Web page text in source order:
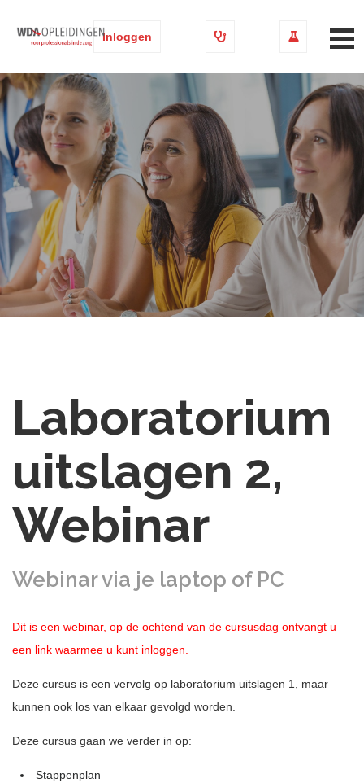
Inloggen
Laboratorium
uitslagen 2,
Webinar
Webinar via je laptop of PC
Dit is een webinar, op de ochtend van de cursusdag ontvangt u
een link waarmee u kunt inloggen.
Deze cursus is een vervolg op laboratorium uitslagen 1, maar
kunnen ook los van elkaar gevolgd worden.
Deze cursus gaan we verder in op:
Stappenplan